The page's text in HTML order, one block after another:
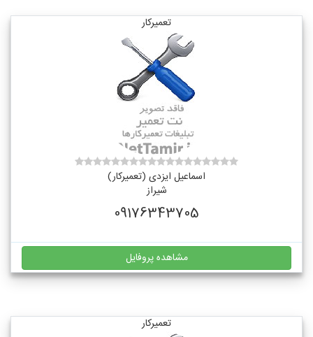
تعمیرکار
اسماعیل ایزدی (تعمیرکار)
شیراز
09176343705
مشاهده پروفایل
تعمیرکار